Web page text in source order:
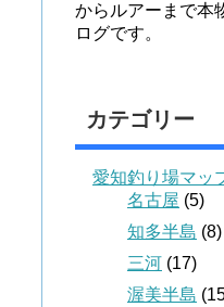
からルアーまで本
ログです。
カテゴリー
愛知釣り場マッ
名古屋 (5)
知多半島 (8)
三河 (17)
渥美半島